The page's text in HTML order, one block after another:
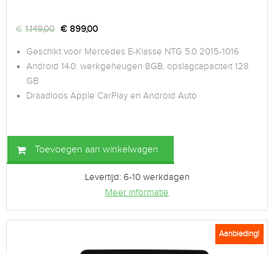
€ 1.149,00 € 899,00
Geschikt voor Mercedes E-Klasse NTG 5.0 2015-1016
Android 14.0: werkgeheugen 8GB, opslagcapaciteit 128
GB
Draadloos Apple CarPlay en Android Auto
Toevoegen aan winkelwagen
Levertijd: 6-10 werkdagen
Meer informatie
Aanbieding!